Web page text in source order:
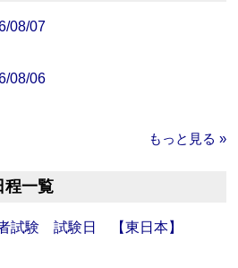
08/07
08/06
もっと見る »
程一覧
試験 試験日 【東日本】